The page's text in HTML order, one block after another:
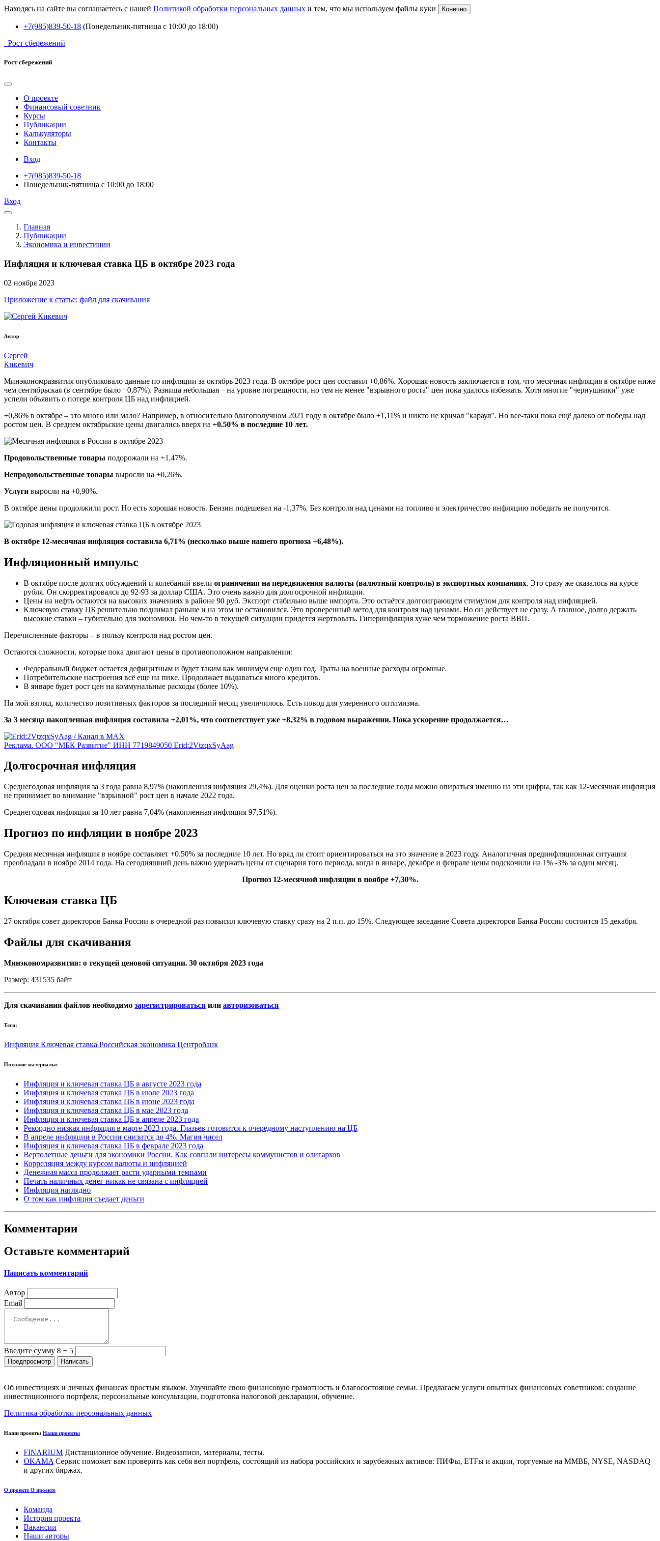
Находясь на сайте вы соглашаетесь с нашей Политикой обработки персональных данных и тем, что мы используем файлы куки Конечно
+7(985)839-50-18 (Понедельник-пятница с 10:00 до 18:00)
Рост сбережений
Рост сбережений
О проекте
Финансовый советник
Курсы
Публикации
Калькуляторы
Контакты
Вход
+7(985)839-50-18
Понедельник-пятница с 10:00 до 18:00
Вход
Главная
Публикации
Экономика и инвестиции
Инфляция и ключевая ставка ЦБ в октябре 2023 года
02 ноября 2023
Приложение к статье: файл для скачивания
Автор
Сергей
Кикевич
Минэкономразвития опубликовало данные по инфляции за октябрь 2023 года. В октябре рост цен составил +0,86%. Хорошая новость заключается в том, что месячная инфляция в октябре ниже
чем сентябрьская (в сентябре было +0,87%). Разница небольшая – на уровне погрешности, но тем не менее "взрывного роста" цен пока удалось избежать. Хотя многие "чернушники" уже
успели объявить о потере контроля ЦБ над инфляцией.
+0,86% в октябре – это много или мало? Например, в относительно благополучном 2021 году в октябре было +1,11% и никто не кричал "караул". Но все-таки пока ещё далеко от победы над
ростом цен. В среднем октябрьские цены двигались вверх на +0.50% в последние 10 лет.
Продовольственные товары подорожали на +1,47%.
Непродовольственные товары выросли на +0,26%.
Услуги выросли на +0,90%.
В октябре цены продолжили рост. Но есть хорошая новость. Бензин подешевел на -1,37%. Без контроля над ценами на топливо и электричество инфляцию победить не получится.
В октябре 12-месячная инфляция составила 6,71% (несколько выше нашего прогноза +6,48%).
Инфляционный импульс
В октябре после долгих обсуждений и колебаний ввели ограничения на передвижения валюты (валютный контроль) в экспортных компаниях. Это сразу же сказалось на курсе
рубля. Он скорректировался до 92-93 за доллар США. Это очень важно для долгосрочной инфляции.
Цены на нефть остаются на высоких значениях в районе 90 руб. Экспорт стабильно выше импорта. Это остаётся долгоиграющим стимулом для контроля над инфляцией.
Ключевую ставку ЦБ решительно поднимал раньше и на этом не остановился. Это проверенный метод для контроля над ценами. Но он действует не сразу. А главное, долго держать
высокие ставки – губительно для экономики. Но чем-то в текущей ситуации придется жертвовать. Гиперинфляция хуже чем торможение роста ВВП.
Перечисленные факторы – в пользу контроля над ростом цен.
Остаются сложности, которые пока двигают цены в противоположном направлении:
Федеральный бюджет остается дефицитным и будет таким как минимум еще один год. Траты на военные расходы огромные.
Потребительские настроения всё еще на пике. Продолжает выдаваться много кредитов.
В январе будет рост цен на коммунальные расходы (более 10%).
На мой взгляд, количество позитивных факторов за последний месяц увеличилось. Есть повод для умеренного оптимизма.
За 3 месяца накопленная инфляция составила +2,01%, что соответствует уже +8,32% в годовом выражении. Пока ускорение продолжается…
Реклама. ООО "МБК Развитие" ИНН 7719849050 Erid:2VtzqxSyAag
Долгосрочная инфляция
Среднегодовая инфляция за 3 года равна 8,97% (накопленная инфляция 29,4%). Для оценки роста цен за последние годы можно опираться именно на эти цифры, так как 12-месячная инфляция
не принимает во внимание "взрывной" рост цен в начале 2022 года.
Среднегодовая инфляция за 10 лет равна 7,04% (накопленная инфляция 97,51%).
Прогноз по инфляции в ноябре 2023
Средняя месячная инфляция в ноябре составляет +0.50% за последние 10 лет. Но вряд ли стоит ориентироваться на это значение в 2023 году. Аналогичная прединфляционная ситуация
преобладала в ноябре 2014 года. На сегодняшний день важно удержать цены от сценария того периода, когда в январе, декабре и феврале цены подскочили на 1% -3% за один месяц.
Прогноз 12-месячной инфляции в ноябре +7,30%.
Ключевая ставка ЦБ
27 октября совет директоров Банка России в очередной раз повысил ключевую ставку сразу на 2 п.п. до 15%. Следующее заседание Совета директоров Банка России состоится 15 декабря.
Файлы для скачивания
Минэкономразвития: о текущей ценовой ситуации. 30 октября 2023 года
Размер: 431535 байт
Для скачивания файлов необходимо зарегистрироваться или авторизоваться
Теги:
Инфляция Ключевая ставка Российская экономика Центробанк
Похожие материалы:
Инфляция и ключевая ставка ЦБ в августе 2023 года
Инфляция и ключевая ставка ЦБ в июле 2023 года
Инфляция и ключевая ставка ЦБ в июне 2023 года
Инфляция и ключевая ставка ЦБ в мае 2023 года
Инфляция и ключевая ставка ЦБ в апреле 2023 года
Рекордно низкая инфляция в марте 2023 года. Глазьев готовится к очередному наступлению на ЦБ
В апреле инфляции в России снизится до 4%. Магия чисел
Инфляция и ключевая ставка ЦБ в феврале 2023 года
Вертолетные деньги для экономики России. Как совпали интересы коммунистов и олигархов
Корреляция между курсом валюты и инфляцией
Денежная масса продолжает расти ударными темпами
Печать наличных денег никак не связана с инфляцией
Инфляция наглядно
О том как инфляция съедает деньги
Комментарии
Оставьте комментарий
Написать комментарий
Автор
Email
Введите сумму 8 + 5
Об инвестициях и личных финансах простым языком. Улучшайте свою финансовую грамотность и благосостояние семьи. Предлагаем услуги опытных финансовых советников: создание
инвестиционного портфеля, персональные консультации, подготовка налоговой декларации, обучение.
Политика обработки персональных данных
Наши проекты Наши проекты
FINARIUM Дистанционное обучение. Видеозаписи, материалы, тесты.
OKAMA Сервис поможет вам проверить как себя вел портфель, состоящий из набора российских и зарубежных активов: ПИФы, ETFы и акции, торгуемые на ММВБ, NYSE, NASDAQ
и других биржах.
О проекте О проекте
Команда
История проекта
Вакансии
Наши авторы